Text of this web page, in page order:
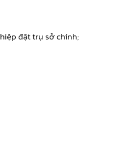
đặt trụ sở chính;